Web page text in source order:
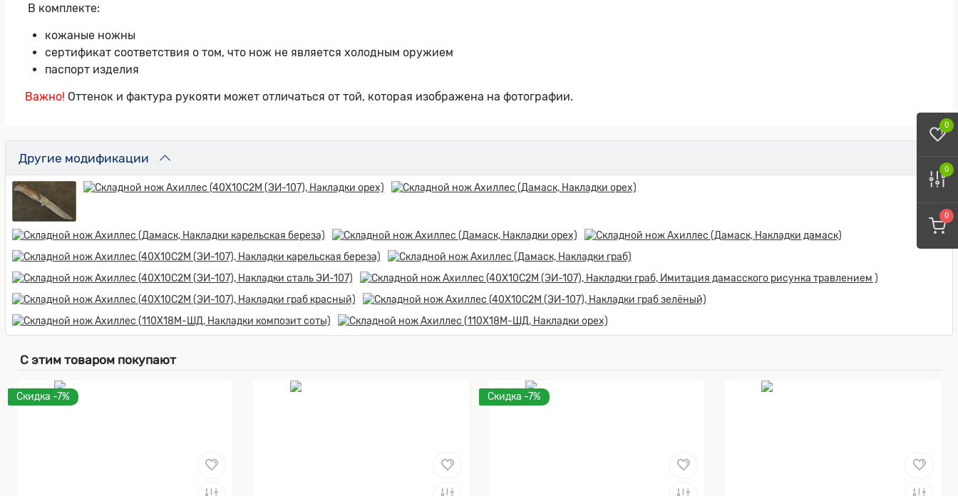
0
0
0
В комплекте:
кожаные ножны
сертификат соответствия о том, что нож не является холодным оружием
паспорт изделия
Важно! Оттенок и фактура рукояти может отличаться от той, которая изображена на фотографии.
Другие модификации
С этим товаром покупают
Скидка -7% Скидка -7%